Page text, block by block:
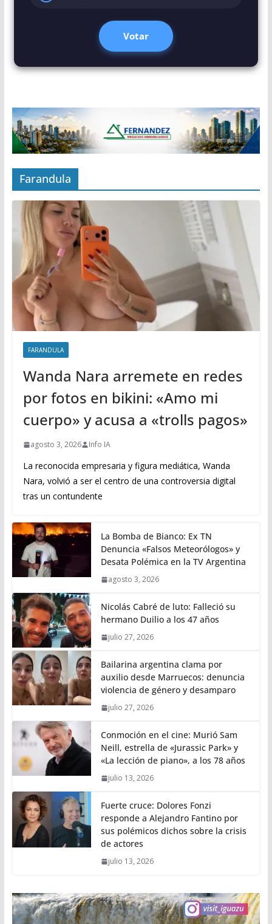
Votar
Farandula
FARANDULA
Wanda Nara arremete en redes
por fotos en bikini: «Amo mi
cuerpo» y acusa a «trolls pagos»
agosto 3, 2026 Info IA
La reconocida empresaria y figura mediática, Wanda
Nara, volvió a ser el centro de una controversia digital
tras un contundente
La Bomba de Bianco: Ex TN
Denuncia «Falsos Meteorólogos» y
Desata Polémica en la TV Argentina
agosto 3, 2026
Nicolás Cabré de luto: Falleció su
hermano Duilio a los 47 años
julio 27, 2026
Bailarina argentina clama por
auxilio desde Marruecos: denuncia
violencia de género y desamparo
julio 27, 2026
Conmoción en el cine: Murió Sam
Neill, estrella de «Jurassic Park» y
«La lección de piano», a los 78 años
julio 13, 2026
Fuerte cruce: Dolores Fonzi
responde a Alejandro Fantino por
sus polémicos dichos sobre la crisis
de actores
julio 13, 2026